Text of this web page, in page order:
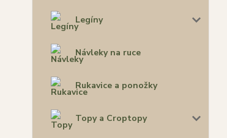
Legíny
Návleky na ruce
Rukavice a ponožky
Topy a Croptopy